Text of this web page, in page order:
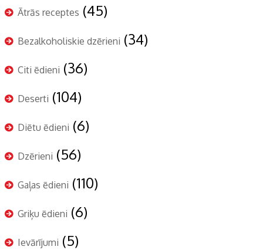
Ātrās receptes (45)
Bezalkoholiskie dzērieni (34)
Citi ēdieni (36)
Deserti (104)
Diētu ēdieni (6)
Dzērieni (56)
Gaļas ēdieni (110)
Griķu ēdieni (6)
Ievārījumi (5)